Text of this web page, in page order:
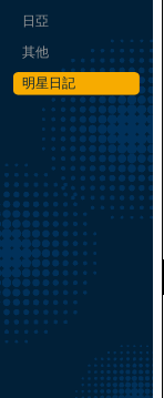
日亞
其他
明星日記